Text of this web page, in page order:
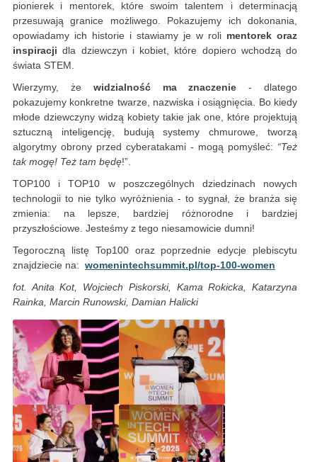
pionierek i mentorek, które swoim talentem i determinacją
przesuwają granice możliwego. Pokazujemy ich dokonania,
opowiadamy ich historie i stawiamy je w roli mentorek oraz
inspiracji dla dziewczyn i kobiet, które dopiero wchodzą do
świata STEM.
Wierzymy, że widzialność ma znaczenie - dlatego
pokazujemy konkretne twarze, nazwiska i osiągnięcia. Bo kiedy
młode dziewczyny widzą kobiety takie jak one, które projektują
sztuczną inteligencję, budują systemy chmurowe, tworzą
algorytmy obrony przed cyberatakami - mogą pomyśleć: “Też
tak mogę! Też tam będę!”.
TOP100 i TOP10 w poszczególnych dziedzinach nowych
technologii to nie tylko wyróżnienia - to sygnał, że branża się
zmienia: na lepsze, bardziej różnorodne i bardziej
przyszłościowe. Jesteśmy z tego niesamowicie dumni!
Tegoroczną listę Top100 oraz poprzednie edycje plebiscytu
znajdziecie na: womenintechsummit.pl/top-100-women
fot. Anita Kot, Wojciech Piskorski, Kama Rokicka, Katarzyna
Rainka, Marcin Runowski, Damian Halicki